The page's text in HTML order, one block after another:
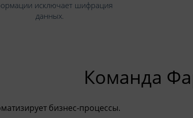
исключает шифрация
данных.
бизнес-процессы.